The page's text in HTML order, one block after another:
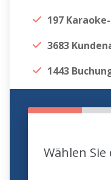
197 Karaoke-
3683
1443
Wählen